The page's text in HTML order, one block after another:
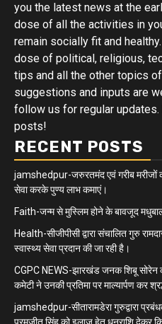
you the latest news at the
dose of all the activities in
remain socially fit and
dose of political, religious,
tips and all the other topics
suggestions and inputs are
follow us for regular
posts!
RECENT POSTS
jamshedpur-जरुरतमंद एवं गरीब मरीजों
सेवा करके पुण्य लाभ कमाएं।
Faith-जन्म से मुस्लिम होने के बावजूद
Health-सीजीपीसी द्वारा संचालित गुरु
स्वास्थ्य सेवा प्रदान की जा रही है।
CGPC NEWS-झारखंड जनक शिबू सोरेन
कमेटी ने उनकी प्रतिमा पर माल्यार्पण कर
jamshedpur-सीतारामडेरा गुरुद्वारा